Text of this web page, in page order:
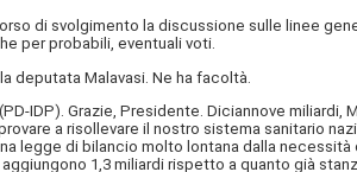
di svolgimento la discussione sulle linee
per probabili, eventuali voti.
deputata Malavasi. Ne ha facoltà.
PD-IDP). Grazie, Presidente. Diciannove miliardi,
a risollevare il nostro sistema sanitario
legge di bilancio molto lontana dalla
1,3 miliardi rispetto a quanto già